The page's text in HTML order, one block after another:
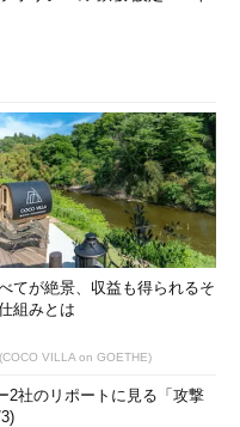
てが絶景、収益も得られるそ
組みとは
VILLA on GOETHE)
2社のリポートに見る「攻撃